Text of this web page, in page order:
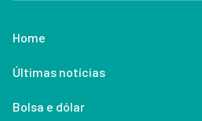
Home
Últimas notícias
Bolsa e dólar